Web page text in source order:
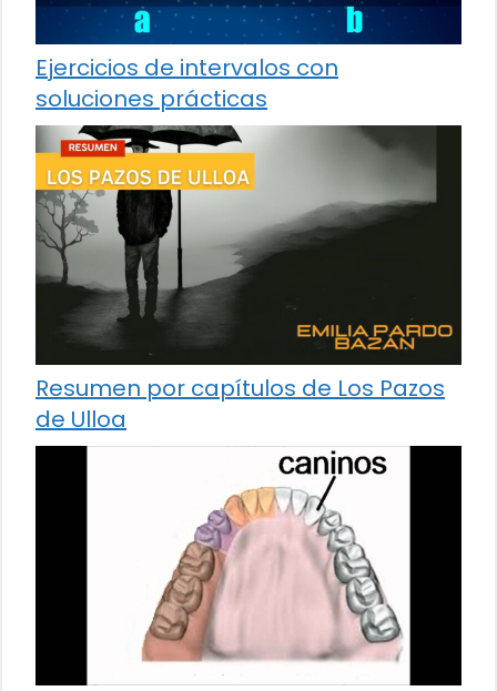
Ejercicios de intervalos con
soluciones prácticas
Resumen por capítulos de Los Pazos
de Ulloa